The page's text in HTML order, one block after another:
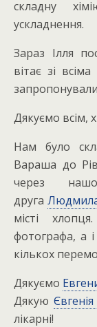
складну
ускладнення.
Зараз Ілля
вітає зі
Дякуємо всім,
Нам було
Вараша до
через
друга
місті
фотографа, а
кількох
Дякуємо
Дякую
лікарні!